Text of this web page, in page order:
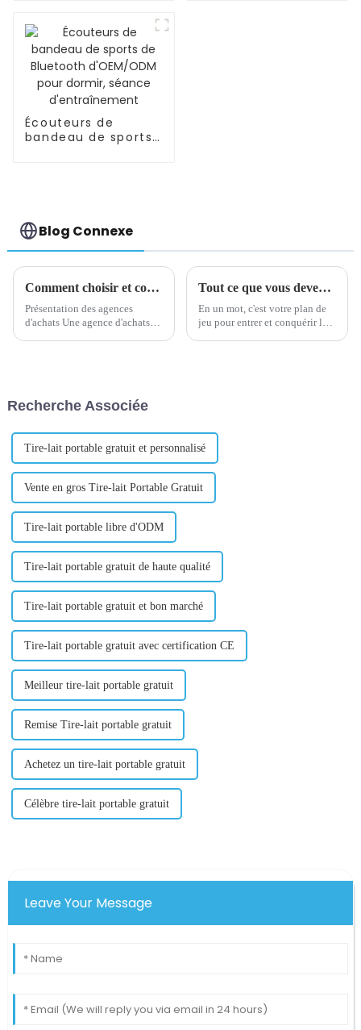
Écouteurs de
bandeau de sports
Blog Connexe
Comment choisir et contacter une agence d'achat
Présentation des agences
d'achats Une agence d'achats
d'approvisionnement des
Tout ce que vous devez savoir sur l'image de marque
En un mot, c'est votre plan de
jeu pour entrer et conquérir le
Recherche Associée
Tire-lait portable gratuit et personnalisé
Vente en gros Tire-lait Portable Gratuit
Tire-lait portable libre d'ODM
Tire-lait portable gratuit de haute qualité
Tire-lait portable gratuit et bon marché
Tire-lait portable gratuit avec certification CE
Meilleur tire-lait portable gratuit
Remise Tire-lait portable gratuit
Achetez un tire-lait portable gratuit
Célèbre tire-lait portable gratuit
Leave Your Message